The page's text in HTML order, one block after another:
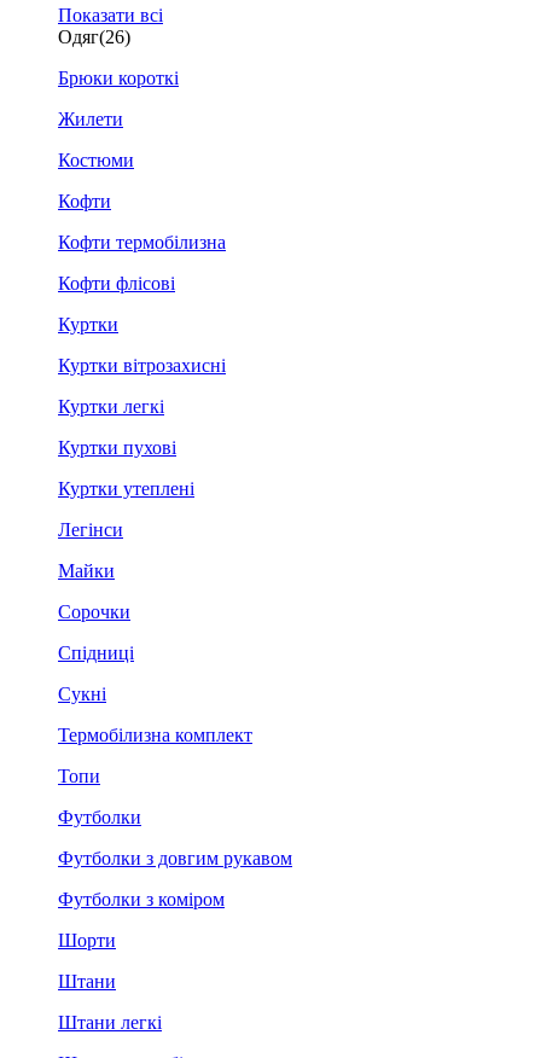
Показати всі
Одяг(26)
Брюки короткі
Жилети
Костюми
Кофти
Кофти термобілизна
Кофти флісові
Куртки
Куртки вітрозахисні
Куртки легкі
Куртки пухові
Куртки утеплені
Легінси
Майки
Сорочки
Спідниці
Сукні
Термобілизна комплект
Топи
Футболки
Футболки з довгим рукавом
Футболки з коміром
Шорти
Штани
Штани легкі